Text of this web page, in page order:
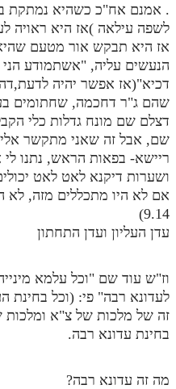
. אמנם אח"כ כשהיא נמתקת
לשפה עילאה )אז היא ראויה
אז היא תבקש אור מטעם
הנעשים עליה, "אשתמודע הני
דכיא"(אז אפשר יהיה
שהם ג"ר דחכמה, שחתומים
דצלם שם מונח גדלות כלי
שם, אבל זה שאני מתקשר
ריישא- בפאות הראש, נתנו
ושערות דיקנא לאט לאט
אם לא היו מתכללים מזה, לא
9.14)
עדן העליון ועדן התחתון
וז"ש עוד שם "וכל עלמא
לעדונא רבה" פי: (וכל בחינת
זה של מלכות של צ"א ומלכות
בחינת עדונא רבה.
מה זה עדונא רבה?